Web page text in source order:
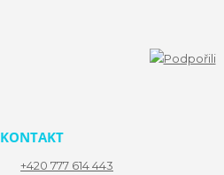
KONTAKT
+420 777 614 443